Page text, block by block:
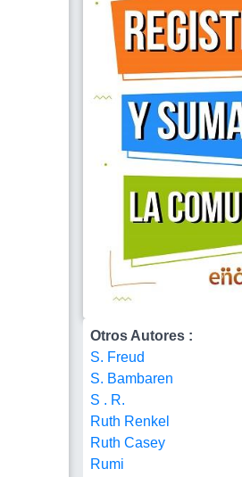
Otros Autores :
S. Freud
S. Bambaren
S . R.
Ruth Renkel
Ruth Casey
Rumi